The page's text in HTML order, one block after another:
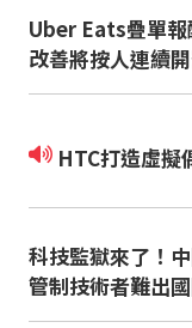
Uber Eats疊單報
改善將按人連續
HTC打造虛擬
科技監獄來了！
管制技術者難出